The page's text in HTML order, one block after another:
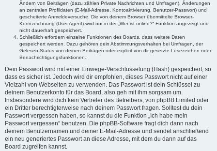
Ändern von Beiträgen (dazu zählen Private Nachrichten und Umfragen), Änderungen
an zentralen Profildaten (E-Mail-Adresse, Kontoaktivierung, Benutzer-Passwort) und
gescheiterte Anmeldeversuche. Die von deinem Browser übermittelte Browser-
Kennzeichnung (User Agent) wird nur in der „Wer ist online?“-Funktion angezeigt und
nicht dauerhaft gespeichert.
Schließlich erfordern einzelne Funktionen des Boards, dass weitere Daten
gespeichert werden. Dazu gehören dein Abstimmungsverhalten bei Umfragen, der
Gelesen-Status von deinen Beiträgen oder explizit von dir gesetzte Lesezeichen oder
Benachrichtigungsfunktionen.
Dein Passwort wird mit einer Einwege-Verschlüsselung (Hash) gespeichert, so
dass es sicher ist. Jedoch wird dir empfohlen, dieses Passwort nicht auf einer
Vielzahl von Webseiten zu verwenden. Das Passwort ist dein Schlüssel zu
deinem Benutzerkonto für das Board, also geh mit ihm sorgsam um.
Insbesondere wird dich kein Vertreter des Betreibers, von phpBB Limited oder
ein Dritter berechtigterweise nach deinem Passwort fragen. Solltest du dein
Passwort vergessen haben, so kannst du die Funktion „Ich habe mein
Passwort vergessen“ benutzen. Die phpBB-Software fragt dich dann nach
deinem Benutzernamen und deiner E-Mail-Adresse und sendet anschließend
ein neu generiertes Passwort an diese Adresse, mit dem du dann auf das
Board zugreifen kannst.